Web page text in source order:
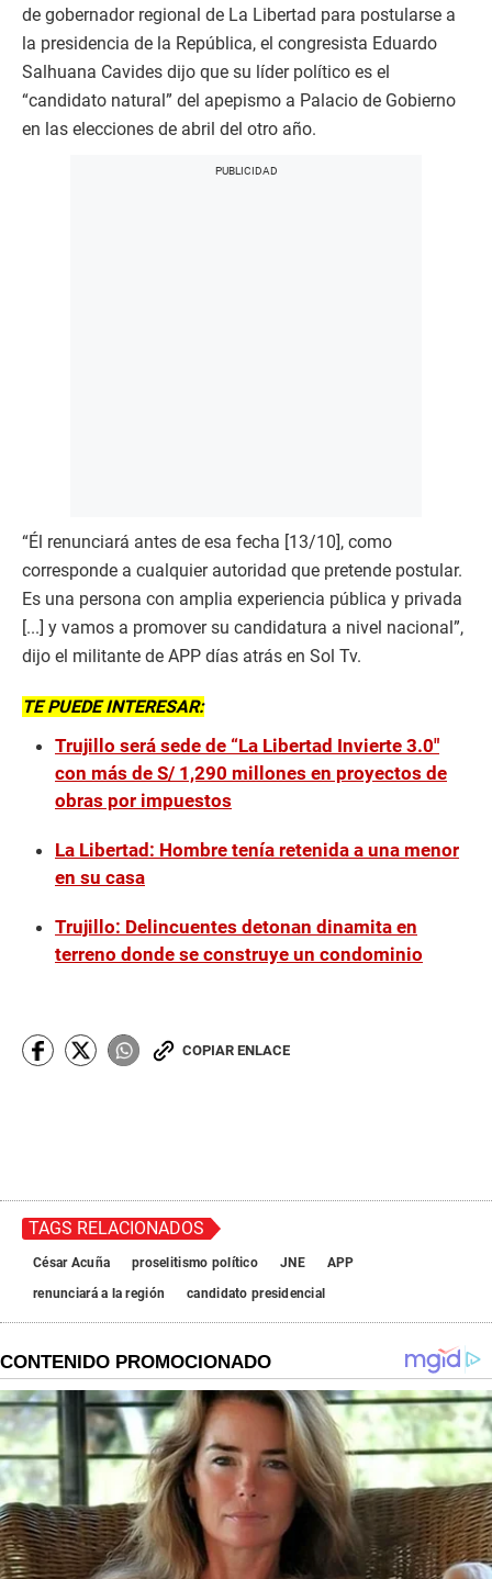
de gobernador regional de La Libertad para postularse a
la presidencia de la República, el congresista Eduardo
Salhuana Cavides dijo que su líder político es el
“candidato natural” del apepismo a Palacio de Gobierno
en las elecciones de abril del otro año.
“Él renunciará antes de esa fecha [13/10], como
corresponde a cualquier autoridad que pretende postular.
Es una persona con amplia experiencia pública y privada
[...] y vamos a promover su candidatura a nivel nacional”,
dijo el militante de APP días atrás en Sol Tv.
TE PUEDE INTERESAR:
Trujillo será sede de “La Libertad Invierte 3.0″
con más de S/ 1,290 millones en proyectos de
obras por impuestos
La Libertad: Hombre tenía retenida a una menor
en su casa
Trujillo: Delincuentes detonan dinamita en
terreno donde se construye un condominio
COPIAR ENLACE
TAGS RELACIONADOS
César Acuña proselitismo político JNE
APP
renunciará a la región
candidato presidencial